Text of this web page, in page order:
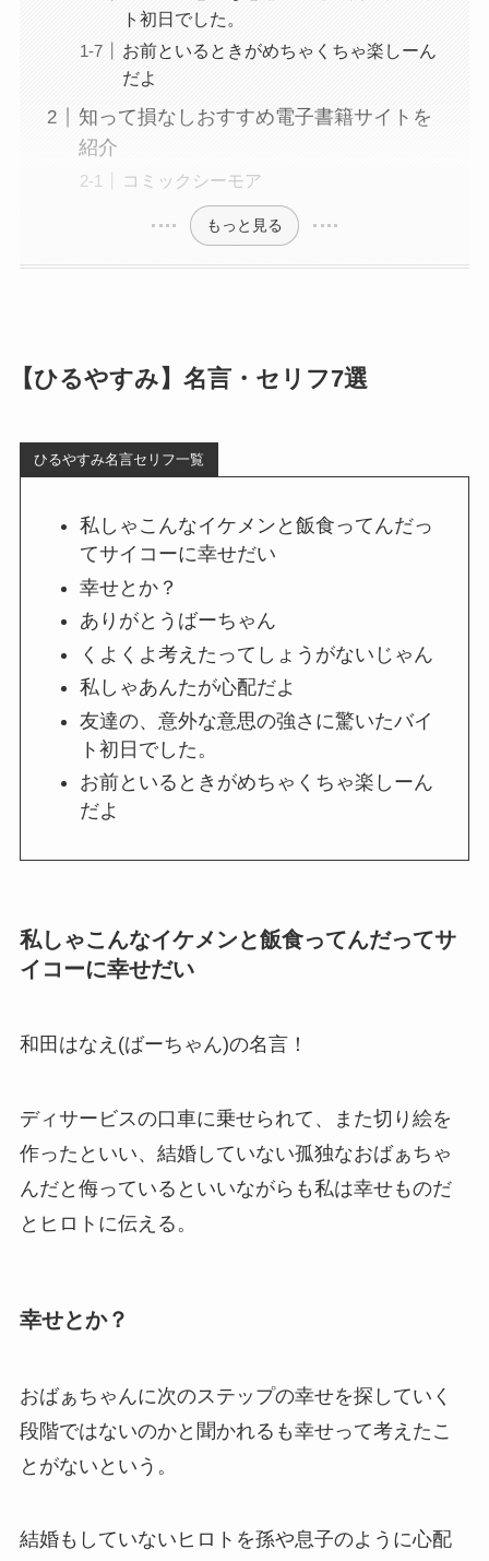
ト初日でした。
お前といるときがめちゃくちゃ楽しーん
だよ
知って損なしおすすめ電子書籍サイトを
紹介
コミックシーモア
もっと見る
【ひるやすみ】名言・セリフ7選
ひるやすみ名言セリフ一覧
私しゃこんなイケメンと飯食ってんだっ
てサイコーに幸せだい
幸せとか？
ありがとうばーちゃん
くよくよ考えたってしょうがないじゃん
私しゃあんたが心配だよ
友達の、意外な意思の強さに驚いたバイ
ト初日でした。
お前といるときがめちゃくちゃ楽しーん
だよ
私しゃこんなイケメンと飯食ってんだってサ
イコーに幸せだい
和田はなえ(ばーちゃん)の名言！
ディサービスの口車に乗せられて、また切り絵を
作ったといい、結婚していない孤独なおばぁちゃ
んだと侮っているといいながらも私は幸せものだ
とヒロトに伝える。
幸せとか？
おばぁちゃんに次のステップの幸せを探していく
段階ではないのかと聞かれるも幸せって考えたこ
とがないという。
結婚もしていないヒロトを孫や息子のように心配